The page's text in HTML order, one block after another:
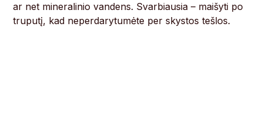
ar net mineralinio vandens. Svarbiausia – maišyti po
truputį, kad neperdarytumėte per skystos tešlos.